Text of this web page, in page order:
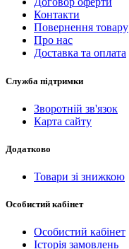
Контакти
Повернення товару
Про нас
Доставка та оплата
Служба підтримки
Зворотній зв'язок
Карта сайту
Додатково
Товари зі знижкою
Особистий кабінет
Особистий кабінет
Історія замовлень